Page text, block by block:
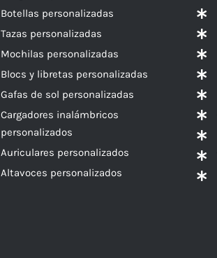
Botellas personalizadas
Tazas personalizadas
Mochilas personalizadas
Blocs y libretas personalizadas
Gafas de sol personalizadas
Cargadores inalámbricos
personalizados
Auriculares personalizados
Altavoces personalizados